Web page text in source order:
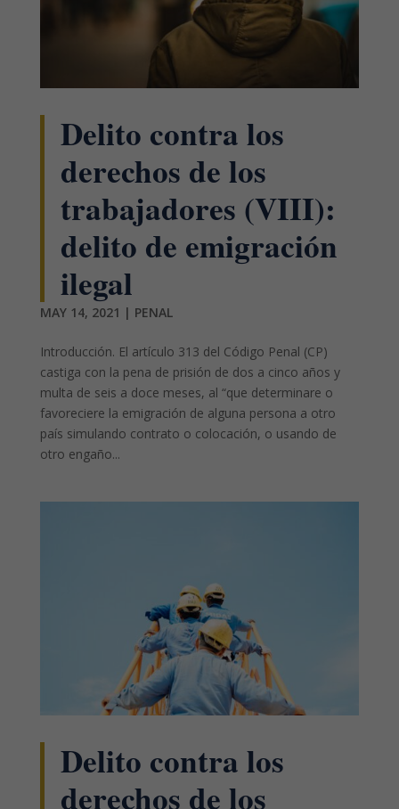
Delito contra los
derechos de los
trabajadores (VIII):
delito de emigración
ilegal
MAY 14, 2021 | PENAL
Introducción. El artículo 313 del Código Penal (CP)
castiga con la pena de prisión de dos a cinco años y
multa de seis a doce meses, al “que determinare o
favoreciere la emigración de alguna persona a otro
país simulando contrato o colocación, o usando de
otro engaño...
Delito contra los
derechos de los